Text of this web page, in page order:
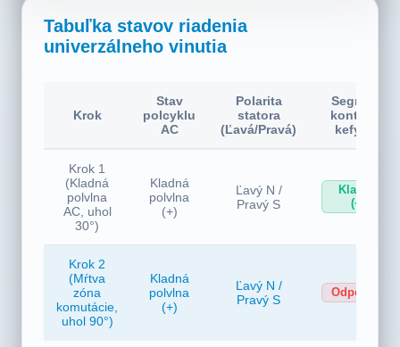
Krok 1
(Kladná
30°)
Pravý S
(+)
Krok 2
(Mŕtva